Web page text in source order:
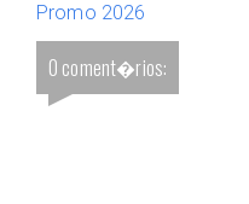
Promo 2026
0 coment�rios: